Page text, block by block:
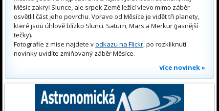
Měsíc zakryl Slunce, ale srpek Země ležící vlevo mimo záběr
osvětlil část jeho povrchu. Vpravo od Měsíce je vidět tři planety,
které jsou úhlově blízko Slunci. Saturn, Mars a Merkur (jasnější
tečky).
Fotografie z mise najdete vodkazu na Flickr, po rozkliknutí
novinky uvidíte zmiňovaný záběr Měsíce.
více novinek »